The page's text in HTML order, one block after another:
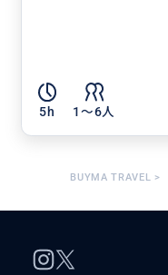
5h 1〜6人
BUYMA TRAVEL >